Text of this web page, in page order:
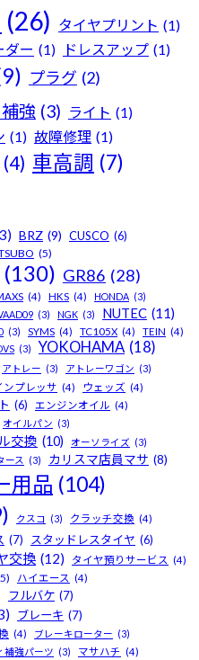
(26) タイヤプリント (1)
ダー (1) ドレスアップ (1)
プラグ (2)
強 (3) ライト (1)
(1) 故障修理 (1)
(4) 車高調 (7)
BRZ (9) CUSCO (6)
(5)
(130) GR86 (28)
(4) HKS (4) HONDA (3)
(3) NGK (3) NUTEC (11)
(3) SYMS (4) TC105X (4) TEIN (4)
(3) YOKOHAMA (18)
アトレー (3) アトレーワゴン (3)
ンプレッサ (4) ウェッズ (4)
(6) エンジンオイル (4)
オイルパン (3)
交換 (10) オーソライズ (3)
ース (3) カリスマ店員マサ (8)
用品 (104)
クスコ (3) クラッチ交換 (4)
(7) スタッドレスタイヤ (6)
交換 (12) タイヤ預りサービス (4)
ハイエース (4)
フルバケ (7)
ブレーキ (7)
(4) ブレーキローター (3)
補強パーツ (3) マサハチ (4)